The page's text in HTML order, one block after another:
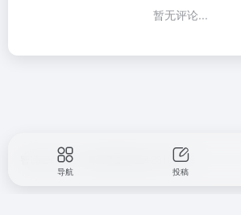
暂无评论...
智说 Zshuo.cn 粤ICP备2022123107号
导航 投稿